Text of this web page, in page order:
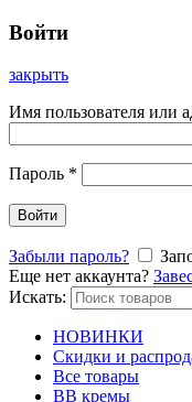
Войти
закрыть
Имя пользователя или
Пароль *
Войти
Забыли пароль?
Еще нет аккаунта?
Искать:
НОВИНКИ
Скидки и
Все товары
BB кремы